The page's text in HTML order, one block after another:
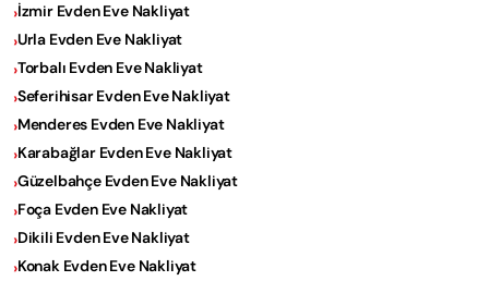
İzmir Evden Eve Nakliyat
Urla Evden Eve Nakliyat
Torbalı Evden Eve Nakliyat
Seferihisar Evden Eve Nakliyat
Menderes Evden Eve Nakliyat
Karabağlar Evden Eve Nakliyat
Güzelbahçe Evden Eve Nakliyat
Foça Evden Eve Nakliyat
Dikili Evden Eve Nakliyat
Konak Evden Eve Nakliyat